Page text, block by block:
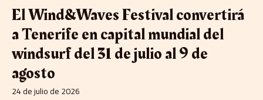
El Wind&Waves Festival convertirá
a Tenerife en capital mundial del
windsurf del 31 de julio al 9 de
agosto
24 de julio de 2026
al
de
agosto